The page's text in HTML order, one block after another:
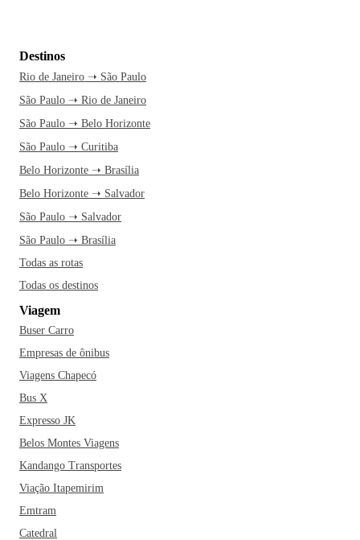
Destinos
Rio de Janeiro ➝ São Paulo
São Paulo ➝ Rio de Janeiro
São Paulo ➝ Belo Horizonte
São Paulo ➝ Curitiba
Belo Horizonte ➝ Brasília
Belo Horizonte ➝ Salvador
São Paulo ➝ Salvador
São Paulo ➝ Brasília
Todas as rotas
Todas os destinos
Viagem
Buser Carro
Empresas de ônibus
Viagens Chapecó
Bus X
Expresso JK
Belos Montes Viagens
Kandango Transportes
Viação Itapemirim
Emtram
Catedral